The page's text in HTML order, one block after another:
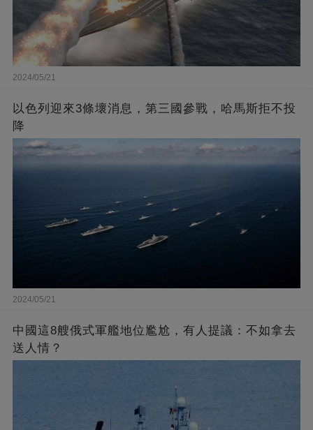
2024/05/21
以色列迎來3條壞消息，第三國參戰，哈馬斯拒不投
降
2024/05/21
中國這8艘俄式軍艦地位尷尬，有人提議：不如拿去
送人情？